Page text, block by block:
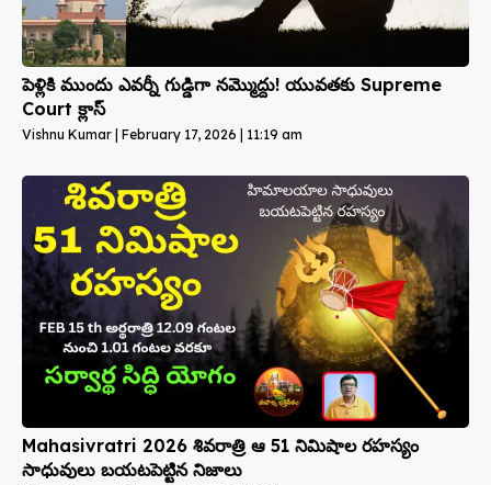
పెళ్లికి ముందు ఎవర్నీ గుడ్డిగా నమ్మొద్దు! యువతకు Supreme
Court క్లాస్
Vishnu Kumar February 17, 2026 11:19 am
Mahasivratri 2026 శివరాత్రి ఆ 51 నిమిషాల రహస్యం
సాధువులు బయటపెట్టిన నిజాలు